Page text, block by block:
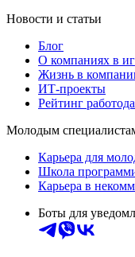
Новости и статьи
Блог
О компаниях в
Жизнь в
ИТ-проекты
Рейтинг
Молодым
Карьера для
Школа
Карьера в
Боты для